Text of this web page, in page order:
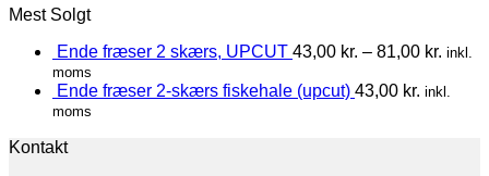
Mest Solgt
Ende fræser 2 skærs, UPCUT 43,00 kr. – 81,00 kr. inkl.
moms
Ende fræser 2-skærs fiskehale (upcut) 43,00 kr. inkl.
moms
Kontakt